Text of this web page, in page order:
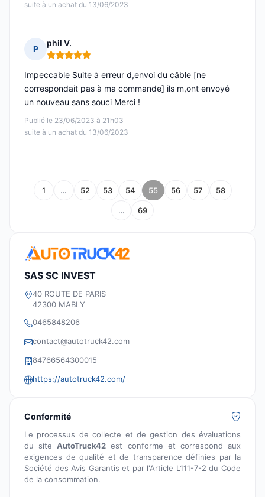
suite à un achat du 13/06/2023
P
phil V.
Note : 5 sur 5
Publié le 23/06/2023 à 21h03
suite à un achat du 13/06/2023
Impeccable Suite à erreur d,envoi du câble [ne
correspondait pas à ma commande] ils m,ont envoyé
un nouveau sans souci Merci !
1 … 52 53 54 55 56 57 58
… 69
SAS SC INVEST
40 ROUTE DE PARIS
42300 MABLY
0465848206
contact@autotruck42.com
84766564300015
https://autotruck42.com/
Conformité
Le processus de collecte et de gestion des évaluations
du siteAutoTruck42 est conforme et correspond aux
exigences de qualité et de transparence définies par la
Société des Avis Garantis et par l'Article L111-7-2 du Code
de la consommation.